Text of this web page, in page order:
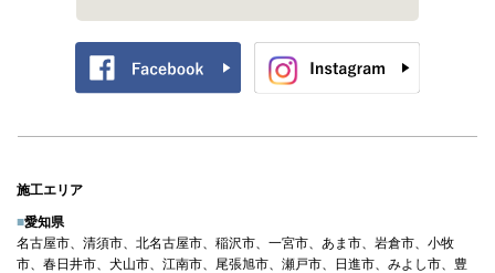
施工エリア
■愛知県
名古屋市、清須市、北名古屋市、稲沢市、一宮市、あま市、岩倉市、小牧
市、春日井市、犬山市、江南市、尾張旭市、瀬戸市、日進市、みよし市、豊